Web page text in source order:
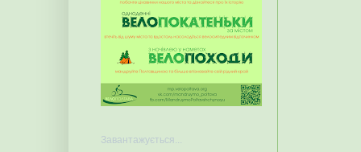
Завантажується...